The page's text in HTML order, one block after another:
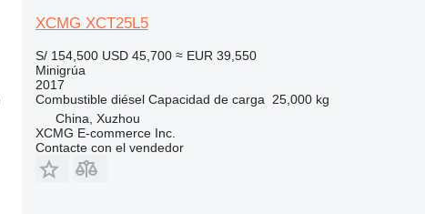
XCMG XCT25L5
S/ 154,500 USD 45,700 ≈ EUR 39,550
Minigrúa
2017
Combustible diésel Capacidad de carga
25,000 kg
China, Xuzhou
XCMG E-commerce Inc.
Contacte con el vendedor